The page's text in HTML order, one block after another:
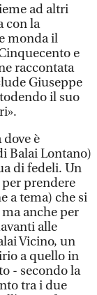
ad altri
con la
monda il
e
raccontata
Giuseppe
il suo
è
Balai Lontano)
di fedeli. Un
prendere
a tema) che si
anche per
alle
Vicino, un
a quello in
- secondo la
tra i due